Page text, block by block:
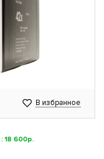
В избранное
:18 600р.